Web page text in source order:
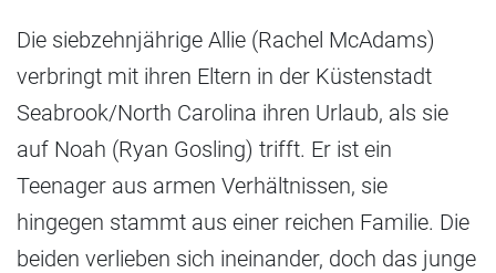
Die siebzehnjährige Allie (Rachel McAdams)
verbringt mit ihren Eltern in der Küstenstadt
Seabrook/North Carolina ihren Urlaub, als sie
auf Noah (Ryan Gosling) trifft. Er ist ein
Teenager aus armen Verhältnissen, sie
hingegen stammt aus einer reichen Familie. Die
beiden verlieben sich ineinander, doch das junge